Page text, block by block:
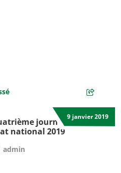
9 janvier 2019
journée sud du
national 2019
admin